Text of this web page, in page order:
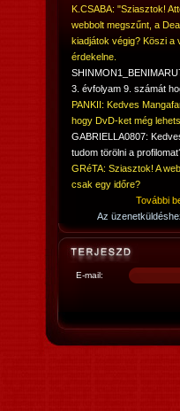
K.CSABA: "Sziasztok!
webbolt megszűnt, a
kiadjátok végig? Köszi a
érdekelne.
3. évfolyam 9. számát
PANKII: Kedves
hogy DvD-ket még
GABRIELLA0807:
tudom törölni a
GRéTA: Sziasztok! A
csak egy időre?
További
Az
E-mail: